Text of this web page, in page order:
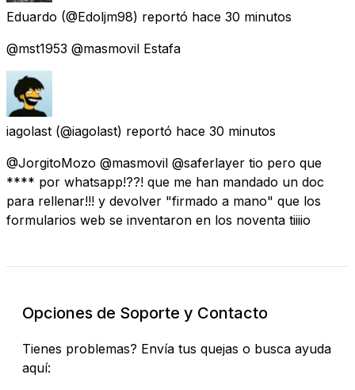
Eduardo (@Edoljm98) reportó hace 30 minutos
@mst1953 @masmovil Estafa
iagolast (@iagolast) reportó hace 30 minutos
@JorgitoMozo @masmovil @saferlayer tio pero que
**** por whatsapp!??! que me han mandado un doc
para rellenar!!! y devolver "firmado a mano" que los
formularios web se inventaron en los noventa tiiiio
Opciones de Soporte y Contacto
Tienes problemas? Envía tus quejas o busca ayuda
aquí: